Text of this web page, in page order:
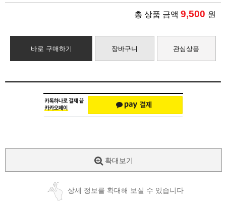
총 상품 금액 9,500 원
바로 구매하기 장바구니 관심상품
확대보기
상세 정보를 확대해 보실 수 있습니다